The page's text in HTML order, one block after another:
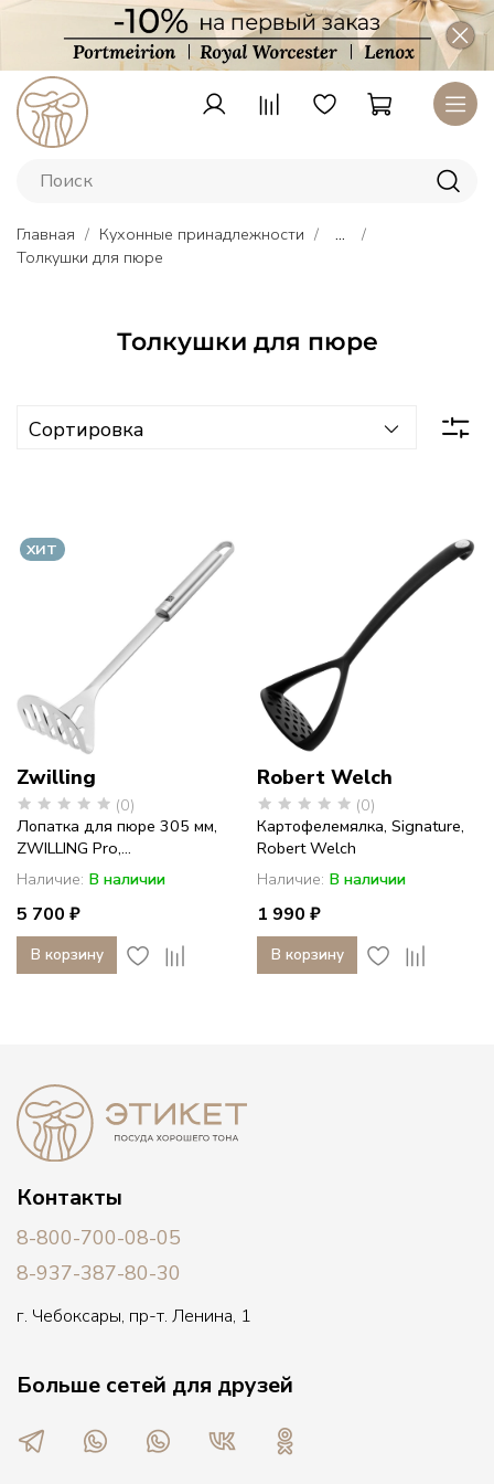
Главная Кухонные принадлежности
...
Толкушки для пюре
Толкушки для пюре
Lenox
фарфор
историей
ХИТ
Zwilling
(0)
Лопатка для пюре 305 мм,
ZWILLING Pro,...
Наличие: В наличии
5 700 ₽
В корзину
Robert Welch
(0)
Картофелемялка, Signature,
Robert Welch
Наличие: В наличии
1 990 ₽
В корзину
Контакты
8-800-700-08-05
8-937-387-80-30
г. Чебоксары, пр-т. Ленина, 1
Больше сетей для друзей